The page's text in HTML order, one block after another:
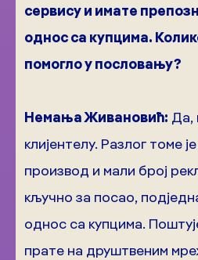
сервису и имате
однос са купцима.
помогло у пословању?
Немања Живановић: Да,
клијентелу. Разлог томе
производ и мали број
кључно за посао,
однос са купцима.
прате на друштвеним